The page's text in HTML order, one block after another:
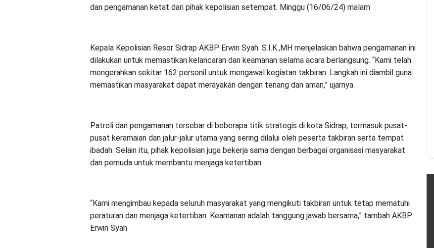
dan pengamanan ketat dari pihak kepolisian setempat. Minggu (16/06/24) malam
Kepala Kepolisian Resor Sidrap AKBP Erwin Syah. S.I.K.,MH menjelaskan bahwa pengamanan ini
dilakukan untuk memastikan kelancaran dan keamanan selama acara berlangsung. “Kami telah
mengerahkan sekitar 162 personil untuk mengawal kegiatan takbiran. Langkah ini diambil guna
memastikan masyarakat dapat merayakan dengan tenang dan aman,” ujarnya.
Patroli dan pengamanan tersebar di beberapa titik strategis di kota Sidrap, termasuk pusat-
pusat keramaian dan jalur-jalur utama yang sering dilalui oleh peserta takbiran serta tempat
ibadah. Selain itu, pihak kepolisian juga bekerja sama dengan berbagai organisasi masyarakat
dan pemuda untuk membantu menjaga ketertiban.
“Kami mengimbau kepada seluruh masyarakat yang mengikuti takbiran untuk tetap mematuhi
peraturan dan menjaga ketertiban. Keamanan adalah tanggung jawab bersama,” tambah AKBP
Erwin Syah